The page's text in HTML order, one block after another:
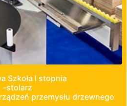
Szkoła I stopnia
-stolarz
przemysłu drzewnego